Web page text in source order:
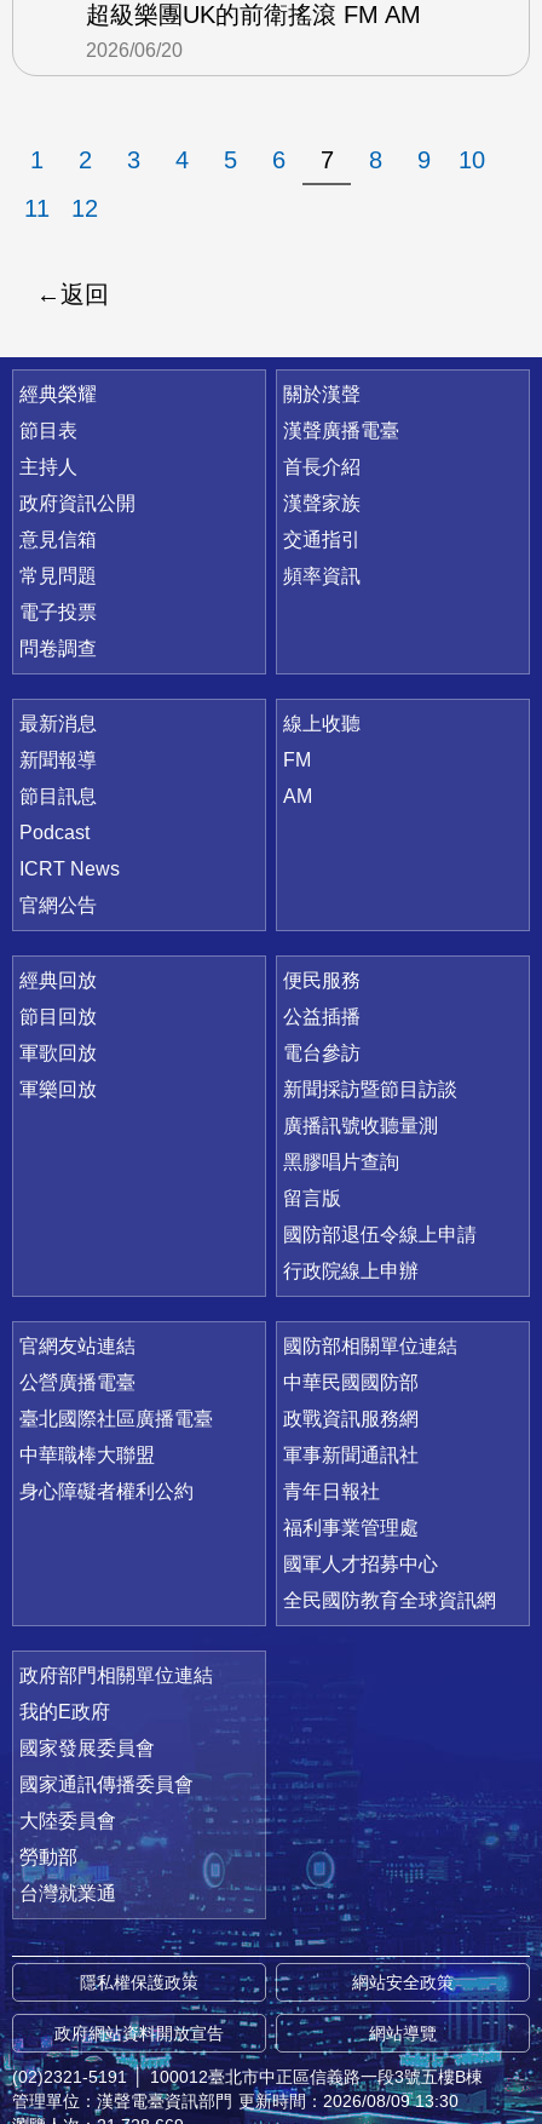
超級樂團UK的前衛搖滾 FM AM
2026/06/20
1 2 3 4 5 6 7 8 9
10
11
12
返回
快速連結
經典榮耀
節目表
主持人
政府資訊公開
意見信箱
常見問題
電子投票
問卷調查
關於漢聲
漢聲廣播電臺
首長介紹
漢聲家族
交通指引
頻率資訊
最新消息
新聞報導
節目訊息
Podcast
ICRT News
官網公告
線上收聽
FM
AM
經典回放
節目回放
軍歌回放
軍樂回放
便民服務
公益插播
電台參訪
新聞採訪暨節目訪談
廣播訊號收聽量測
黑膠唱片查詢
留言版
國防部退伍令線上申請
行政院線上申辦
官網友站連結
公營廣播電臺
臺北國際社區廣播電臺
中華職棒大聯盟
身心障礙者權利公約
國防部相關單位連結
中華民國國防部
政戰資訊服務網
軍事新聞通訊社
青年日報社
福利事業管理處
國軍人才招募中心
全民國防教育全球資訊網
政府部門相關單位連結
我的E政府
國家發展委員會
國家通訊傳播委員會
大陸委員會
勞動部
台灣就業通
隱私權保護政策 網站安全政策
政府網站資料開放宣告 網站導覽
(02)2321-5191 │ 100012臺北市中正區信義路一段3號五樓B棟
管理單位：漢聲電臺資訊部門 更新時間：2026/08/09 13:30